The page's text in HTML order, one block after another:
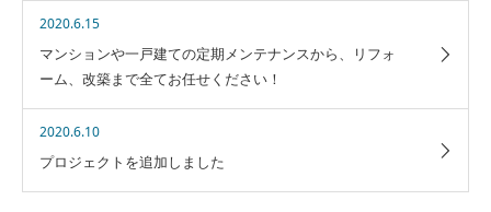
2020.6.15
マンションや一戸建ての定期メンテナンスから、リフォ
ーム、改築まで全てお任せください！
2020.6.10
プロジェクトを追加しました